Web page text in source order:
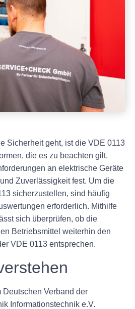
Sicherheit geht, ist die VDE 0113
die es zu beachten gilt.
an elektrische Geräte
Zuverlässigkeit fest. Um die
sicherzustellen, sind häufig
erforderlich. Mithilfe
sich überprüfen, ob die
Betriebsmittel weiterhin den
VDE 0113 entsprechen.
Verband der
Informationstechnik e.V.